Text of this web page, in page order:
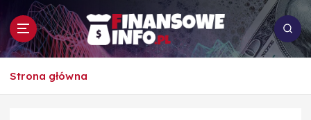
p
To i owo o rachunkowości, pracy, biznesie i
Strona główna